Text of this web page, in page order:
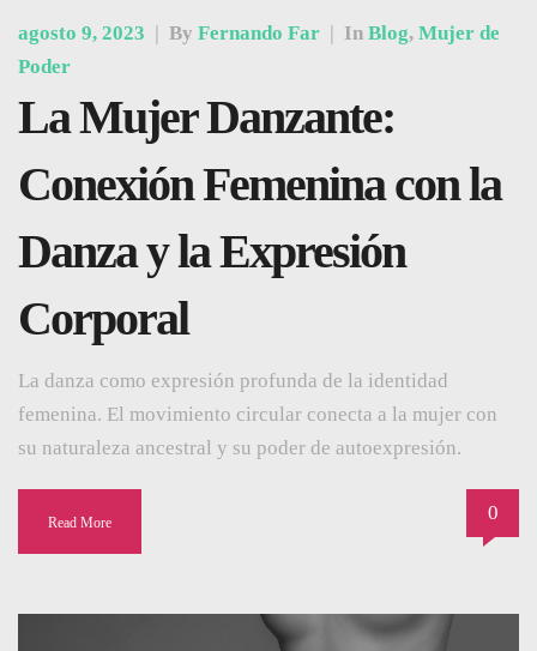
agosto 9, 2023 | By Fernando Far | In Blog, Mujer de
Poder
La Mujer Danzante:
Conexión Femenina con la
Danza y la Expresión
Corporal
La danza como expresión profunda de la identidad
femenina. El movimiento circular conecta a la mujer con
su naturaleza ancestral y su poder de autoexpresión.
Read More 0